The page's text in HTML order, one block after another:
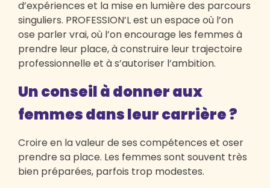
d’expériences et la mise en lumière des parcours
singuliers. PROFESSION’L est un espace où l’on
ose parler vrai, où l’on encourage les femmes à
prendre leur place, à construire leur trajectoire
professionnelle et à s’autoriser l’ambition.
Un conseil à donner aux
femmes dans leur carrière ?
Croire en la valeur de ses compétences et oser
prendre sa place. Les femmes sont souvent très
bien préparées, parfois trop modestes.